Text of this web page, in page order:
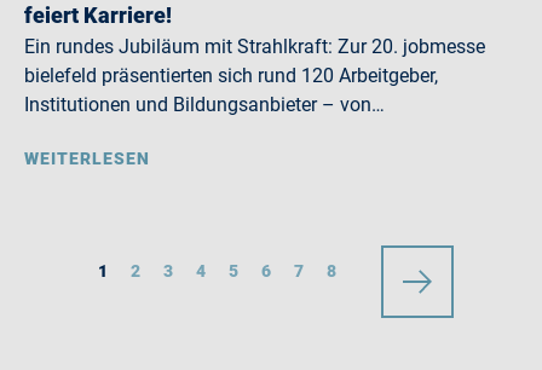
feiert Karriere!
Ein rundes Jubiläum mit Strahlkraft: Zur 20. jobmesse
bielefeld präsentierten sich rund 120 Arbeitgeber,
Institutionen und Bildungsanbieter – von…
WEITERLESEN
1 2 3 4 5 6 7 8